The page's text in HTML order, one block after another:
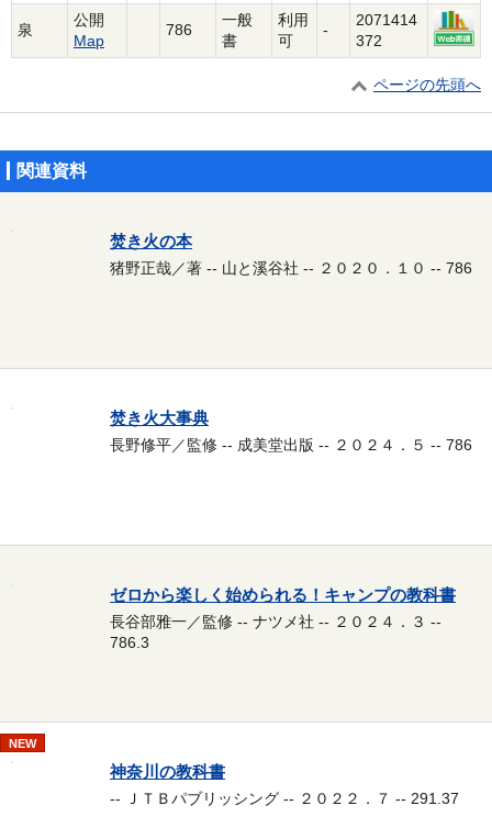
泉
公開
Map
786
一般
書
利用
可
-
2071414
372
ページの先頭へ
関連資料
焚き火の本
猪野正哉／著 -- 山と溪谷社 -- ２０２０．１０ -- 786
焚き火大事典
長野修平／監修 -- 成美堂出版 -- ２０２４．５ -- 786
ゼロから楽しく始められる！キャンプの教科書
長谷部雅一／監修 -- ナツメ社 -- ２０２４．３ --
786.3
NEW
神奈川の教科書
-- ＪＴＢパブリッシング -- ２０２２．７ -- 291.37